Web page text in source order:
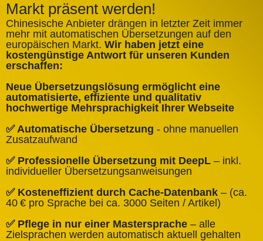
Markt präsent werden!
Chinesische Anbieter drängen in letzter Zeit immer
mehr mit automatischen Übersetzungen auf den
europäischen Markt. Wir haben jetzt eine
kostengünstige Antwort für unseren Kunden
erschaffen:
Neue Übersetzungslösung ermöglicht eine
automatisierte, effiziente und qualitativ
hochwertige Mehrsprachigkeit Ihrer Webseite
✅ Automatische Übersetzung - ohne manuellen
Zusatzaufwand
✅ Professionelle Übersetzung mit DeepL – inkl.
individueller Übersetzungsanweisungen
✅ Kosteneffizient durch Cache‑Datenbank – (ca.
40 € pro Sprache bei ca. 3000 Seiten / Artikel)
✅ Pflege in nur einer Mastersprache – alle
Zielsprachen werden automatisch aktuell gehalten